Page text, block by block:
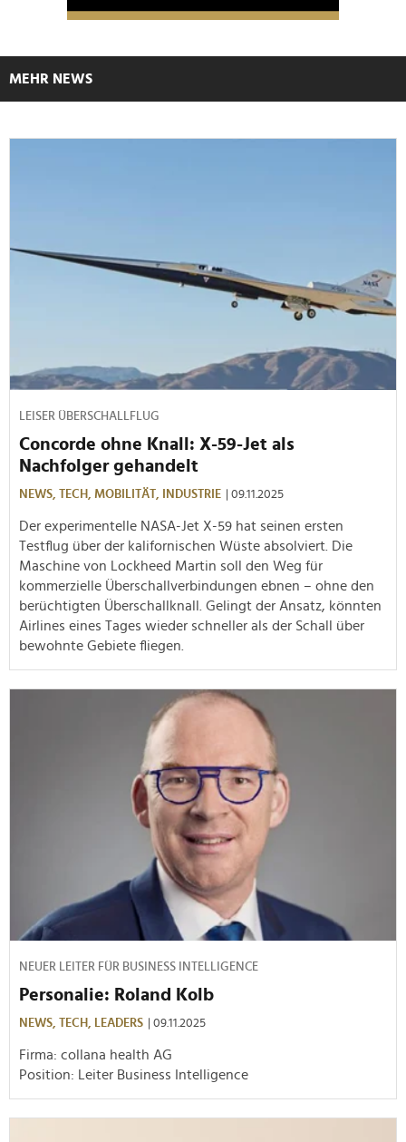
MEHR NEWS
LEISER ÜBERSCHALLFLUG
Concorde ohne Knall: X-59-Jet als
Nachfolger gehandelt
NEWS, TECH, MOBILITÄT, INDUSTRIE | 09.11.2025
Der experimentelle NASA-Jet X-59 hat seinen ersten
Testflug über der kalifornischen Wüste absolviert. Die
Maschine von Lockheed Martin soll den Weg für
kommerzielle Überschallverbindungen ebnen – ohne den
berüchtigten Überschallknall. Gelingt der Ansatz, könnten
Airlines eines Tages wieder schneller als der Schall über
bewohnte Gebiete fliegen.
NEUER LEITER FÜR BUSINESS INTELLIGENCE
Personalie: Roland Kolb
NEWS, TECH, LEADERS | 09.11.2025
Firma: collana health AG
Position: Leiter Business Intelligence